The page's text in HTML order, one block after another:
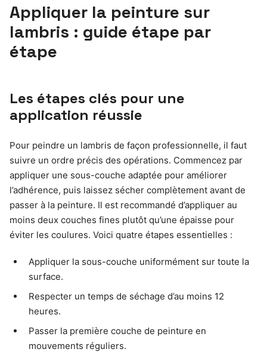
Appliquer la peinture sur
lambris : guide étape par
étape
Les étapes clés pour une
application réussie
Pour peindre un lambris de façon professionnelle, il faut
suivre un ordre précis des opérations. Commencez par
appliquer une sous-couche adaptée pour améliorer
l’adhérence, puis laissez sécher complètement avant de
passer à la peinture. Il est recommandé d’appliquer au
moins deux couches fines plutôt qu’une épaisse pour
éviter les coulures. Voici quatre étapes essentielles :
Appliquer la sous-couche uniformément sur toute la
surface.
Respecter un temps de séchage d’au moins 12
heures.
Passer la première couche de peinture en
mouvements réguliers.